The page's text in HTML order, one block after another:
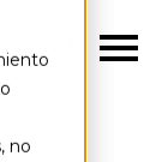
no
ES